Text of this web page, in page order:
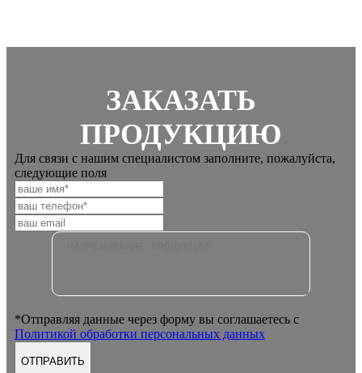
ЗАКАЗАТЬ
ПРОДУКЦИЮ
Для связи с нашим специалистом заполните, пожалуйста,
следующие поля
*Отправляя данные через форму вы соглашаетесь с
Политикой обработки персональных данных
ОТПРАВИТЬ